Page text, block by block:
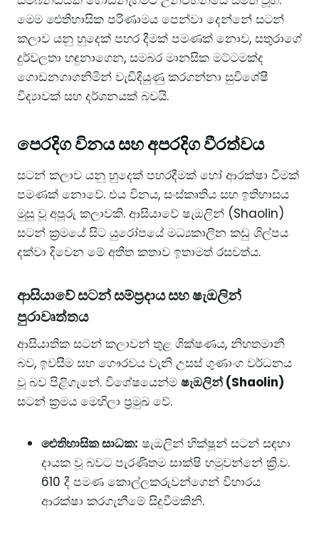
මෙම ඓතිහාසික පරිණාමය පෙන්වා දෙන්නේ සටන්
කලාව යනු හුදෙක් පහර දීමක් පමණක් නොව, සතුරාගේ
දුර්වලතා හඳුනාගෙන, සමබර මානසික මට්ටමක්ද
ගොඩනගාගනිමින් වැඩිදියුණු කරගන්නා සුවිශේෂී
විද්‍යාවක් සහ දර්ශනයක් බවයි.
පෙරදිග විනය සහ අපරදිග වීරත්වය
​සටන් කලාව යනු හුදෙක් පහරදීමක් හෝ ආරක්ෂා වීමක්
පමණක් නොවේ. එය විනය, සංස්කෘතිය සහ ඉතිහාසය
මුසු වූ අපූරු කලාවකි. ආසියාවේ ෂැඔලින් (Shaolin)
සටන් ක්‍රමයේ සිට යුරෝපයේ මධ්‍යකාලීන කඩු ශිල්පය
දක්වා දිවෙන මේ අතීත කතාව ඉතාමත් රසවත්ය.
​ආසියාවේ සටන් සම්ප්‍රදාය සහ ෂැඔලින්
පුරාවෘත්තය
​ආසියාතික සටන් කලාවන් තුළ ශික්ෂණය, නිහතමානී
බව, ඉවසීම සහ ගෞරවය වැනි උසස් ගුණාංග වර්ධනය
වූ බව පිළිගැනේ. විශේෂයෙන්ම ෂැඔලින් (Shaolin)
සටන් ක්‍රමය මෙහිලා ප්‍රමුඛ වේ.
ඓතිහාසික සාධක: ෂැඔලින් භික්ෂූන් සටන් සඳහා
දායක වූ බවට පැරණිතම සාක්ෂි හමුවන්නේ ක්‍රි.ව.
610 දී පමණ කොල්ලකරුවන්ගෙන් විහාරය
ආරක්ෂා කරගැනීමේ සිදුවීමකිනි.